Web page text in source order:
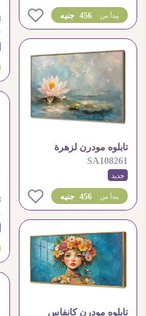
456 جنيه يبدأ من
تابلوه مودرن لزهرة
اللوتس في الماء
SA108261
جديد
456 جنيه يبدأ من
تابلوه مودرن كانفاس